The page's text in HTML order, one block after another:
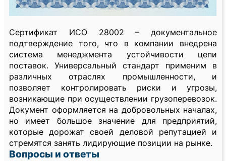
Сертификат ИСО 28002 – документальное
подтверждение того, что в компании внедрена
система менеджмента устойчивости цепи
поставок. Универсальный стандарт применим в
различных отраслях промышленности, и
позволяет контролировать риски и угрозы,
возникающие при осуществлении грузоперевозок.
Документ оформляется на добровольных началах,
но имеет большое значение для предприятий,
которые дорожат своей деловой репутацией и
стремятся занять лидирующие позиции на рынке.
Вопросы и ответы